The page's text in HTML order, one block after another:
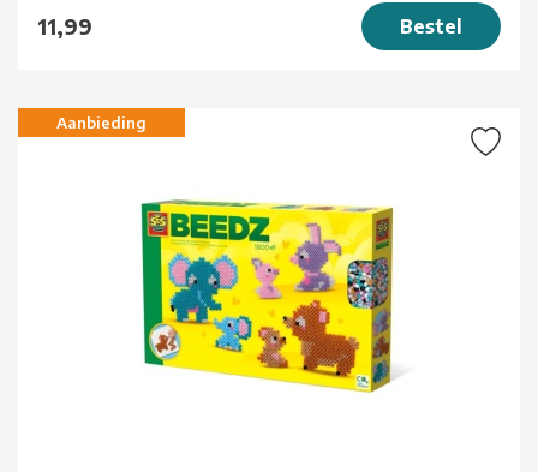
11,99 Bestel
Aanbieding